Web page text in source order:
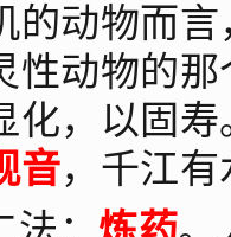
的动物而
性动物的那
化，以固
音，千江